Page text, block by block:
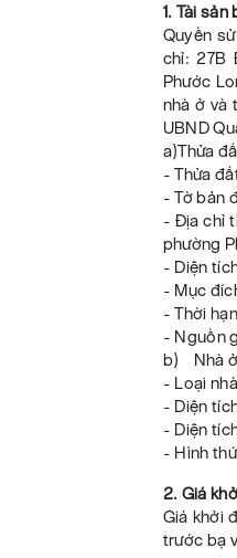
1. Tài sản
Quyền
chỉ: 27B
Phước
nhà ở và
UBND
a)Thửa
- Thửa
- Tờ bản
- Địa chỉ
phường
- Diện
- Mục
- Thời
- Nguồn
b) Nhà
- Loại
- Diện
- Diện
- Hình
2. Giá
Giá khởi
trước bạ